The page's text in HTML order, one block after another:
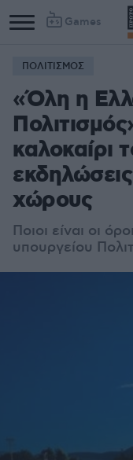
Games
ΠΟΛΙΤΙΣΜΟΣ
«Όλη η
καλοκαίρι
χώρους
Ποιοι είναι οι
υπουργείου